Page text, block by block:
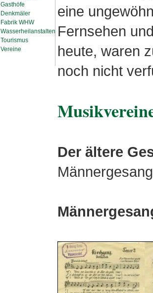
Gasthöfe
Denkmäler
Fabrik WHW
Wasserheilanstalten
Tourismus
Vereine
eine
Fernsehen
heute, waren
noch nicht
Der ältere